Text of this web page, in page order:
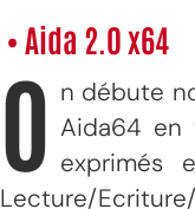
• Aida 2.0 x64
O n débute
Aida64 en
exprimés
Lecture/